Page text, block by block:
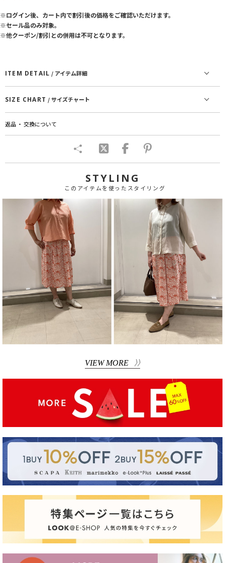
※ログイン後、カート内で割引後の価格をご確認いただけます。
※セール品のみ対象。
※他クーポン/割引との併用は不可となります。
ITEM DETAIL / アイテム詳細
SIZE CHART / サイズチャート
返品 ・ 交換について
STYLING
このアイテムを使ったスタイリング
VIEW MORE